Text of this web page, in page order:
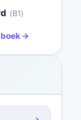
(B1 )
→